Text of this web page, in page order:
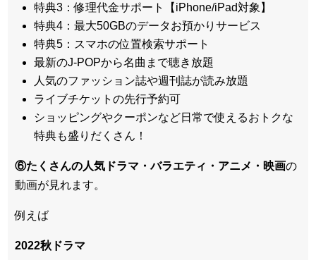
特典3：修理代金サポート【iPhone/iPad対象】
特典4：最大50GBのデータお預かりサービス
特典5：スマホの位置検索サポート
最新のJ-POPから名曲まで聴き放題
人気のファッション誌や週刊誌が読み放題
ライブチケットの先行予約可
ショッピングやクーポンなど日常で使えるおトクな
特典も盛りだくさん！
⑥たくさんの人気ドラマ・バラエティ・アニメ・映画の
動画が見れます。
例えば
2022秋ドラマ